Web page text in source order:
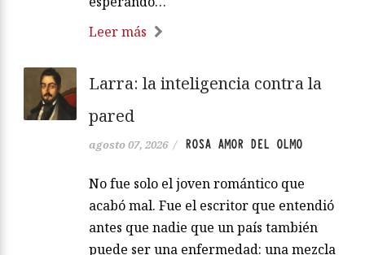
Leer más
Larra: la inteligencia contra la
pared
agosto 07, 2026 / ROSA AMOR DEL OLMO
No fue solo el joven romántico que
acabó mal. Fue el escritor que entendió
antes que nadie que un país también
puede ser una enfermedad: una mezcla